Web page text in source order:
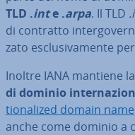
TLD .inte .arpa. Il TLD
di contratto
za­to esclu­si­va­men­te
Inoltre IANA mantiene
di dominio
tio­na­li­zed domain name
anche come dominio a